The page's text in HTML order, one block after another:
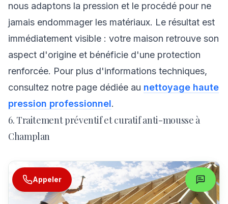
nous adaptons la pression et le procédé pour ne
jamais endommager les matériaux. Le résultat est
immédiatement visible : votre maison retrouve son
aspect d'origine et bénéficie d'une protection
renforcée. Pour plus d'informations techniques,
consultez notre page dédiée au nettoyage haute
pression professionnel.
6. Traitement préventif et curatif anti-mousse à
Champlan
Appeler